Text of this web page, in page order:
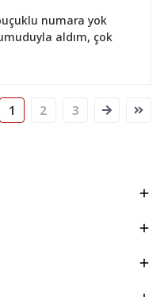
numara yok
aldım, çok
1 2 3